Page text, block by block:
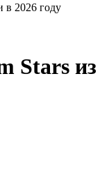
в 2026 году
Stars из